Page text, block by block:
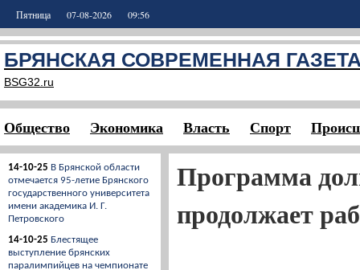
Пятница 07-08-2026 09:56
БРЯНСКАЯ СОВРЕМЕННАЯ
BSG32.ru
Общество Экономика Власть Спорт
14-10-25 В Брянской области
отмечается 95-летие Брянского
государственного университета
имени академика И. Г.
Петровского
14-10-25 Блестящее
выступление брянских
паралимпийцев на чемпионате
Программа
продолжает